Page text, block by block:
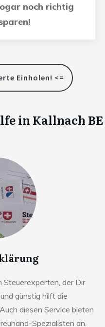
noch richtig
Einholen! <=
in Kallnach BE
Steuerexperten, der Dir
günstig hilft die
diesen Service bieten
Spezialisten an.